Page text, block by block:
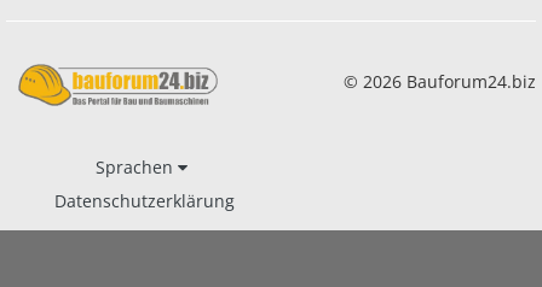
© 2026 Bauforum24.biz
Sprachen
Datenschutzerklärung